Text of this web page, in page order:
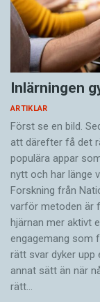
Inlärningen
ARTIKLAR
Först se en bild.
att därefter få det
populära appar
nytt och har länge
Forskning från
varför metoden är
hjärnan mer aktivt
engagemang som
rätt svar dyker
annat sätt än när
rätt…